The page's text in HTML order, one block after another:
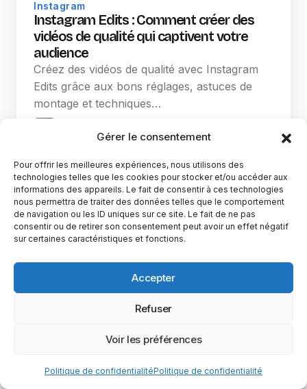
Gérer le consentement
Pour offrir les meilleures expériences, nous utilisons des
technologies telles que les cookies pour stocker et/ou accéder aux
informations des appareils. Le fait de consentir à ces technologies
nous permettra de traiter des données telles que le comportement
de navigation ou les ID uniques sur ce site. Le fait de ne pas
consentir ou de retirer son consentement peut avoir un effet négatif
sur certaines caractéristiques et fonctions.
Accepter
Refuser
Voir les préférences
Politique de confidentialitéPolitique de confidentialité
Instagram
Instagram Edits : Comment créer des
vidéos de qualité qui captivent votre
audience
Créez des vidéos de qualité avec Instagram
Edits grâce aux bons réglages, astuces de
montage et techniques…
technologies, à la culture geek et au numérique. Fondé par
actualités, guides, tests et analyses autour de l’innovation,